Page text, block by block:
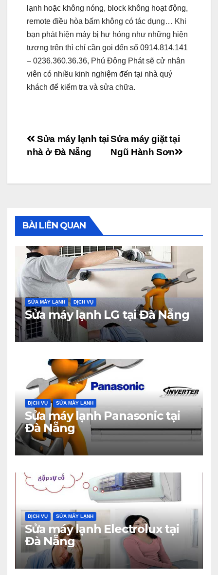
lạnh hoặc không nóng, block không hoạt động,
remote điều hòa bấm không có tác dụng… Khi
bạn phát hiện máy bị hư hỏng như những hiện
tượng trên thì chỉ cần gọi đến số 0914.814.141
– 0236.360.36.36, Phú Đông Phát sẽ cử nhân
viên có nhiều kinh nghiệm đến tại nhà quý
khách để kiểm tra và sửa chữa.
Điều
bài
Sửa máy giặt tại
Ngũ Hành Sơn
Sửa máy lạnh tại
nhà ở Đà Nẵng
BÀI LIÊN QUAN
SỬA MÁY LẠNH DỊCH VỤ
Sửa máy lạnh LG tại Đà Nẵng
DỊCH VỤ SỬA MÁY LẠNH
Sửa máy lạnh Panasonic tại
Đà Nẵng
DỊCH VỤ SỬA MÁY LẠNH
Sửa máy lạnh Electrolux tại
Đà Nẵng